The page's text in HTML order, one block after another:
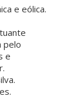
e eólica.
pelo
e